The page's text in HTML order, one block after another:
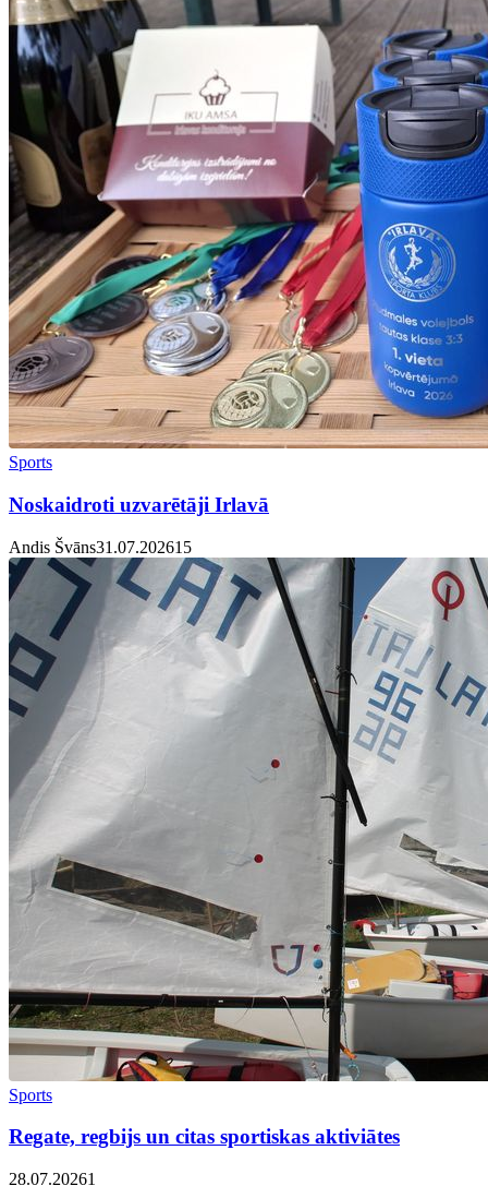
Sports
Noskaidroti uzvarētāji Irlavā
Andis Švāns31.07.20261 5
Sports
Regate, regbijs un citas sportiskas aktiviātes
28.07.20261